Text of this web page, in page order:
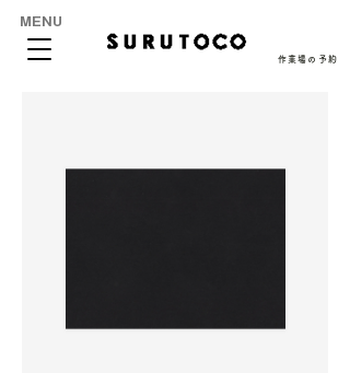
MENU
作業場の予約